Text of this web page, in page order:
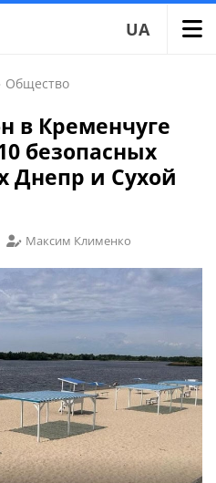
UA
Общество
в Кременчуге
безопасных
Днепр и Сухой
Максим Клименко